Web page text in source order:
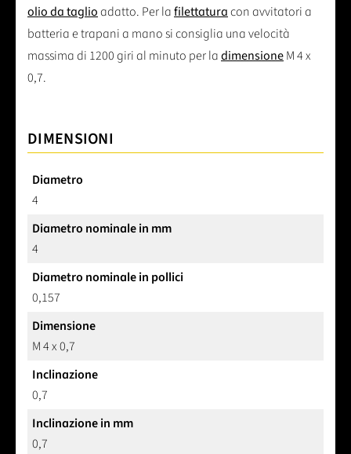
olio da taglioadatto. Per lafilettaturacon avvitatori a
batteria e trapani a mano si consiglia una velocità
massima di 1200 giri al minuto per ladimensioneM 4 x
0,7.
DIMENSIONI
Diametro
4
Diametro nominale in mm
4
Diametro nominale in pollici
0,157
Dimensione
M 4 x 0,7
Inclinazione
0,7
Inclinazione in mm
0,7